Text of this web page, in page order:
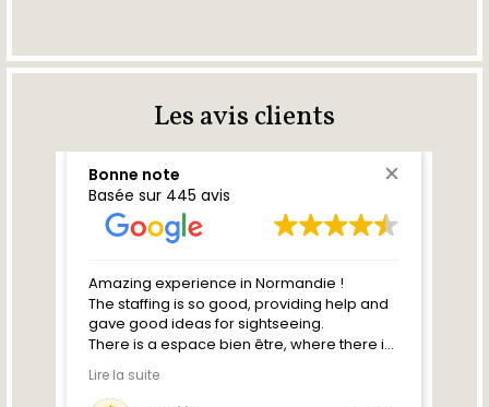
Les avis clients